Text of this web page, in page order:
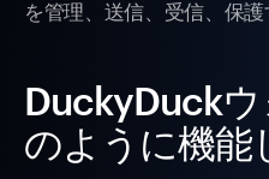
を管理、送信、受信、保護
DuckyDuck
のように機能